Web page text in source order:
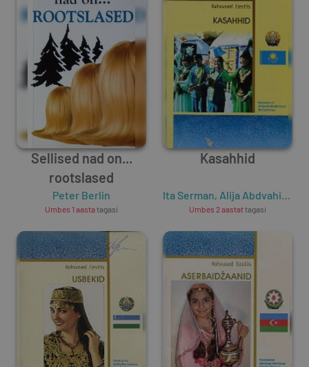
Sellised nad on...
rootslased
Peter Berlin
Umbes 1 aastatagasi
Kasahhid
Ita Serman, Alija Abdvahitova
Umbes 2 aastattagasi